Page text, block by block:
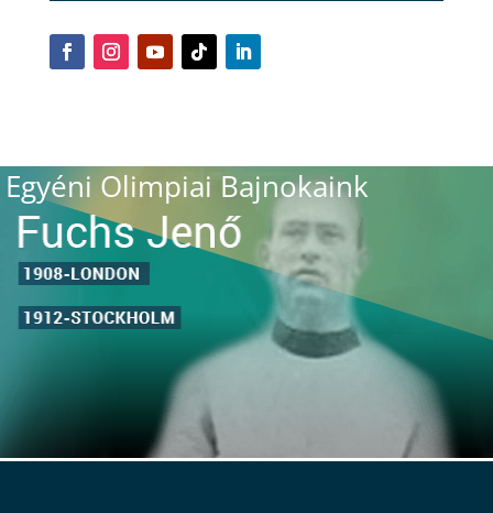
Egyéni Olimpiai Bajnokaink